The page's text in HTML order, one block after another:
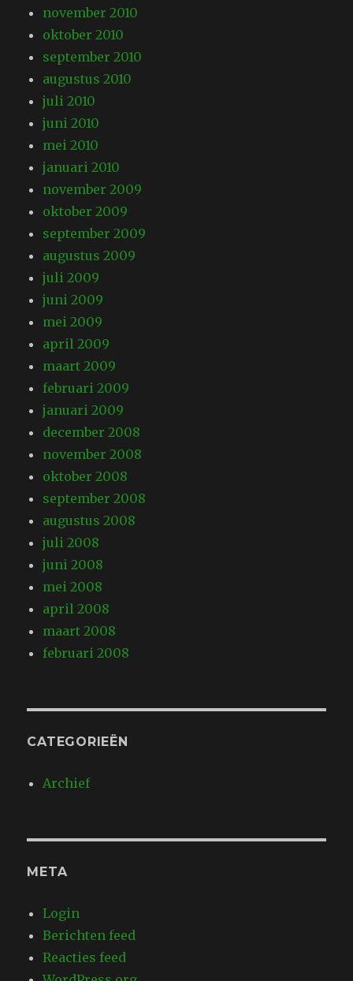
november 2010
oktober 2010
september 2010
augustus 2010
juli 2010
juni 2010
mei 2010
januari 2010
november 2009
oktober 2009
september 2009
augustus 2009
juli 2009
juni 2009
mei 2009
april 2009
maart 2009
februari 2009
januari 2009
december 2008
november 2008
oktober 2008
september 2008
augustus 2008
juli 2008
juni 2008
mei 2008
april 2008
maart 2008
februari 2008
CATEGORIEËN
Archief
META
Login
Berichten feed
Reacties feed